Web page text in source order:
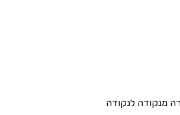
מנקודה לנקודה